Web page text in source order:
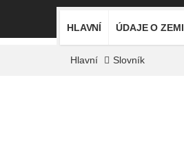
HLAVNÍ ÚDAJE O ZEMI
Hlavní Slovník